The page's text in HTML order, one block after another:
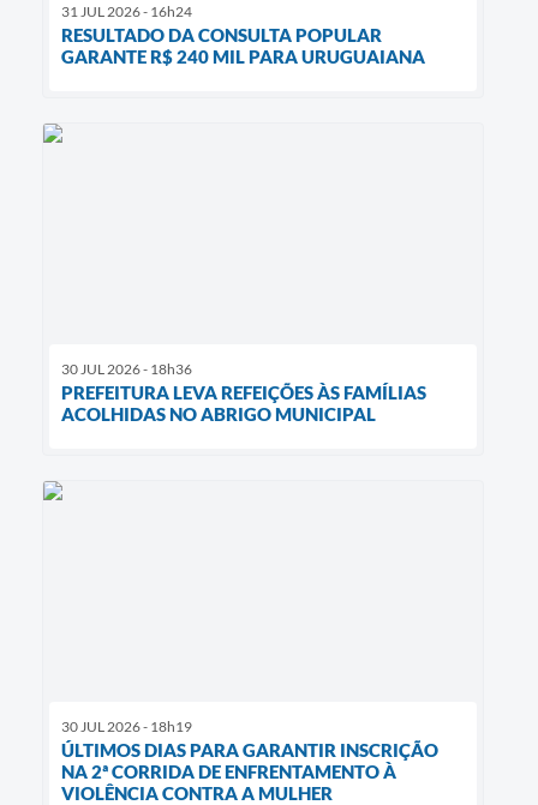
31 JUL 2026 - 16h24
RESULTADO DA CONSULTA POPULAR
GARANTE R$ 240 MIL PARA URUGUAIANA
30 JUL 2026 - 18h36
PREFEITURA LEVA REFEIÇÕES ÀS FAMÍLIAS
ACOLHIDAS NO ABRIGO MUNICIPAL
30 JUL 2026 - 18h19
ÚLTIMOS DIAS PARA GARANTIR INSCRIÇÃO
NA 2ª CORRIDA DE ENFRENTAMENTO À
VIOLÊNCIA CONTRA A MULHER